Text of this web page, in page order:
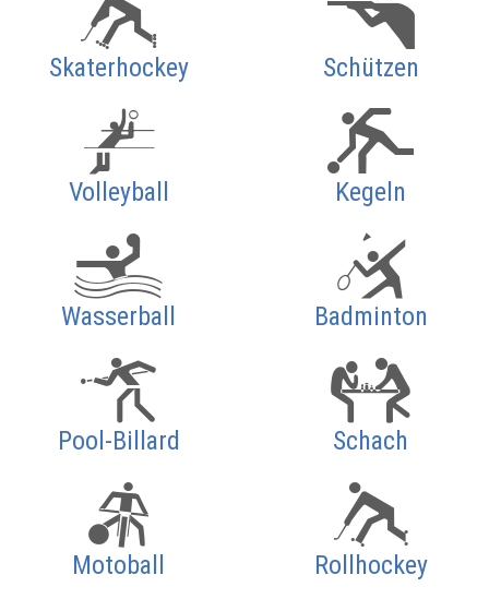
Skaterhockey Schützen
Volleyball Kegeln
Wasserball Badminton
Pool-Billard Schach
Motoball Rollhockey